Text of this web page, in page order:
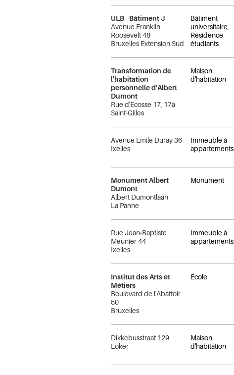
ULB - Bâtiment J
Avenue Franklin
Roosevelt 48
Bruxelles Extension Sud
Bâtiment
universitaire,
Résidence
étudiants
Transformation de
l'habitation
personnelle d'Albert
Dumont
Rue d'Ecosse 17, 17a
Saint-Gilles
Maison
d'habitation
Avenue Emile Duray 36
Ixelles
Immeuble à
appartements
Monument Albert
Dumont
Albert Dumontlaan
La Panne
Monument
Rue Jean-Baptiste
Meunier 44
Ixelles
Immeuble à
appartements
Institut des Arts et
Métiers
Boulevard de l'Abattoir
50
Bruxelles
École
Dikkebusstraat 129
Loker
Maison
d'habitation